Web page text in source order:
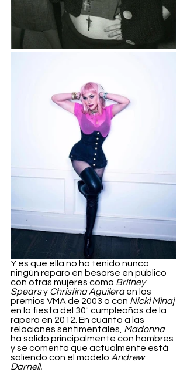
Y es que ella no ha tenido nunca
ningún reparo en besarse en público
con otras mujeres como Britney
Spears y Christina Aguilera en los
premios VMA de 2003 o con Nicki Minaj
en la fiesta del 30º cumpleaños de la
rapera en 2012. En cuanto a las
relaciones sentimentales, Madonna
ha salido principalmente con hombres
y se comenta que actualmente está
saliendo con el modelo Andrew
Darnell.